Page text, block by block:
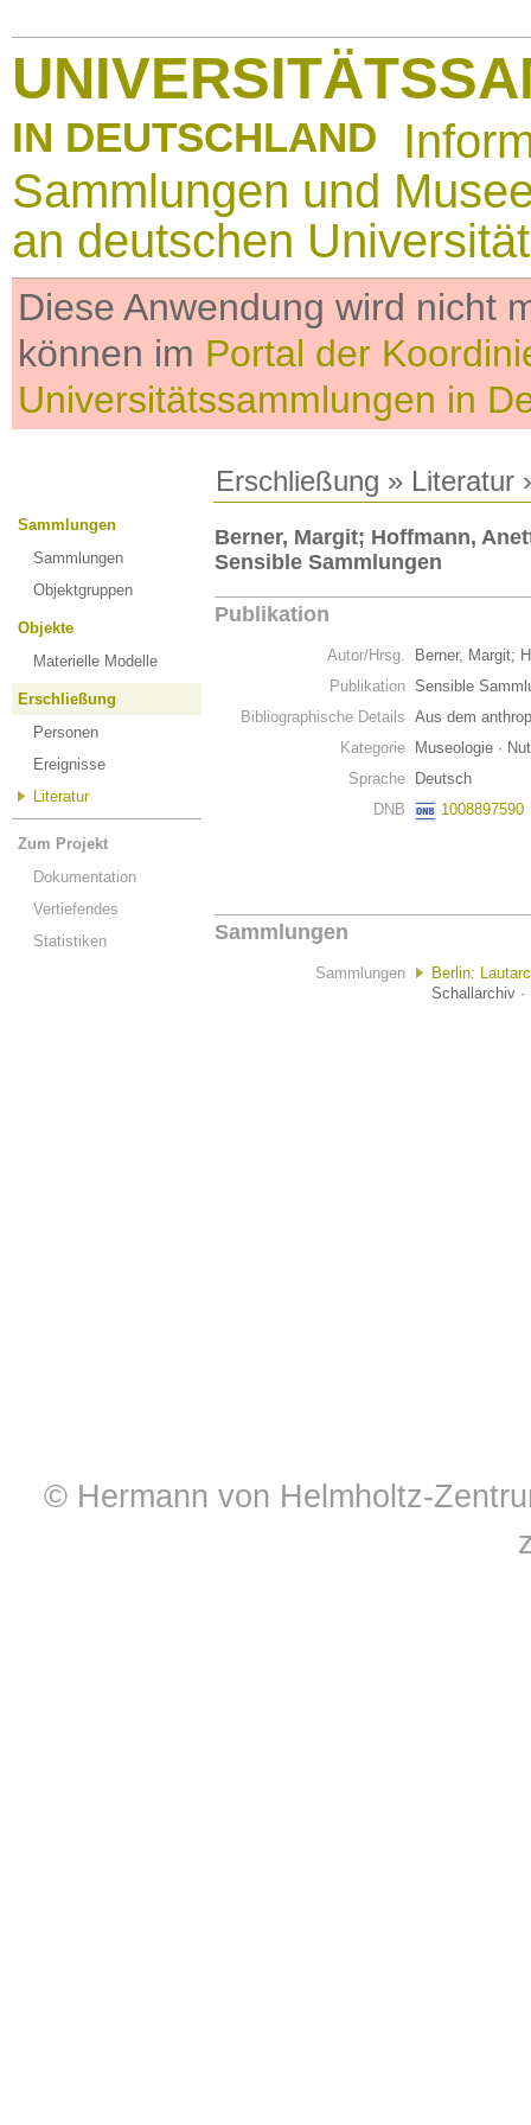
IN DEUTSCHLAND
Sammlungen und
an deutschen
Diese Anwendung wird nicht
können im Portal der
Universitätssammlungen in
Erschließung » Literatur
Sammlungen
Sammlungen
Objektgruppen
Objekte
Materielle Modelle
Erschließung
Personen
Ereignisse
Literatur
Zum Projekt
Dokumentation
Vertiefendes
Statistiken
Berner, Margit; Hoffmann,
Sensible Sammlungen
Publikation
Autor/Hrsg.
Berner, Margit;
Publikation Sensible
Bibliographische Details Aus dem
Kategorie
Museologie ·
Sprache
Deutsch
DNB
1008897590
Sammlungen
Sammlungen
Berlin:
Schallarchiv
© Hermann von Helmholtz-